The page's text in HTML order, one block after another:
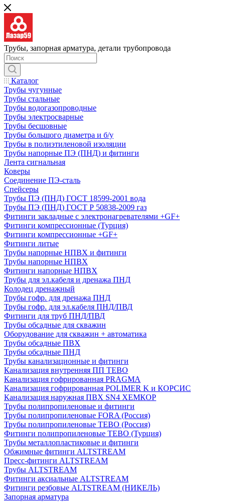
Трубы, запорная арматура, детали трубопровода
Каталог
Трубы чугунные
Трубы стальные
Трубы водогазопроводные
Трубы электросварные
Трубы бесшовные
Трубы большого диаметра и б/у
Трубы в полиэтиленовой изоляции
Трубы напорные ПЭ (ПНД) и фитинги
Лента сигнальная
Коверы
Соединение ПЭ-сталь
Спейсеры
Трубы ПЭ (ПНД) ГОСТ 18599-2001 вода
Трубы ПЭ (ПНД) ГОСТ Р 50838-2009 газ
Фитинги закладные с электронагревателями +GF+
Фитинги компрессионные (Турция)
Фитинги компрессионные +GF+
Фитинги литые
Трубы напорные НПВХ и фитинги
Трубы напорные НПВХ
Фитинги напорные НПВХ
Трубы для эл.кабеля и дренажа ПНД
Колодец дренажный
Трубы гофр. для дренажа ПНД
Трубы гофр. для эл.кабеля ПНД/ПВД
Фитинги для труб ПНД/ПВД
Трубы обсадные для скважин
Оборудование для скважин + автоматика
Трубы обсадные ПВХ
Трубы обсадные ПНД
Трубы канализационные и фитинги
Канализация внутренняя ПП TEBO
Канализация гофрированная PRAGMA
Канализация гофрированная POLIMER K и КОРСИС
Канализация наружная ПВХ SN4 ХЕМКОР
Трубы полипропиленовые и фитинги
Трубы полипропиленовые FORA (Россия)
Трубы полипропиленовые TEBO (Россия)
Фитинги полипропиленовые TEBO (Турция)
Трубы металлопластиковые и фитинги
Обжимные фитинги ALTSTREAM
Пресс-фитинги ALTSTREAM
Трубы ALTSTREAM
Фитинги аксиальные ALTSTREAM
Фитинги резбовые ALTSTREAM (НИКЕЛЬ)
Запорная арматура